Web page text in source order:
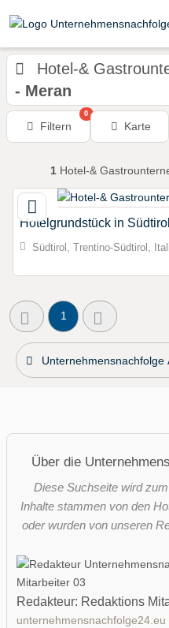
Hotel-&
- Meran
Filtern
0
Karte
1Hotel-&
Hotelgrundstück in
Südtirol, Trentino-Südtirol,
1
Unternehmensnachfolge
Über die
Diese Suchseite wird
Inhalte stammen von den
oder wurden von unseren
Redakteur: Redaktions
unternehmensnachfolge24.eu